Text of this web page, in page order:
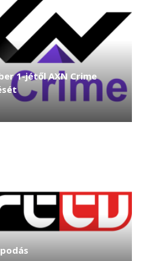
1-jétől AXN Crime